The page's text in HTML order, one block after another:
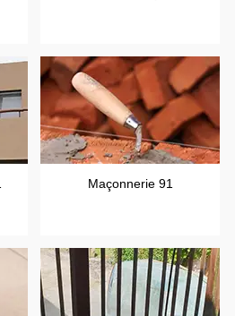
Maçonnerie 91